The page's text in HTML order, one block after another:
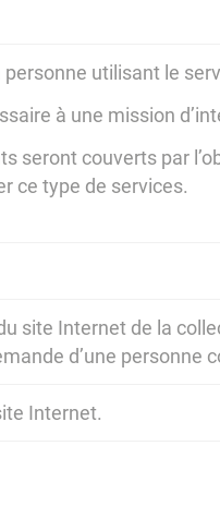
utilisant le
à une mission
seront couverts par
ce type de services.
site Internet de la
d’une personne
Internet.